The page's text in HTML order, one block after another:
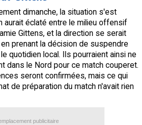
dimanche, la situation s'est
aurait éclaté entre le milieu offensif
Gittens, et la direction se serait
prenant la décision de suspendre
quotidien local. Ils pourraient ainsi ne
dans le Nord pour ce match couperet.
seront confirmées, mais ce qui
de préparation du match n'avait rien
publicitaire